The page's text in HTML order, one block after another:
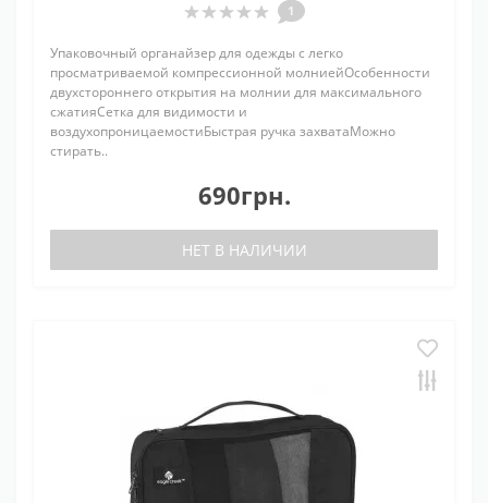
1
Упаковочный органайзер для одежды с легко
просматриваемой компрессионной молниейОсобенности
двухстороннего открытия на молнии для максимального
сжатияСетка для видимости и
воздухопроницаемостиБыстрая ручка захватаМожно
стирать..
690грн.
НЕТ В НАЛИЧИИ